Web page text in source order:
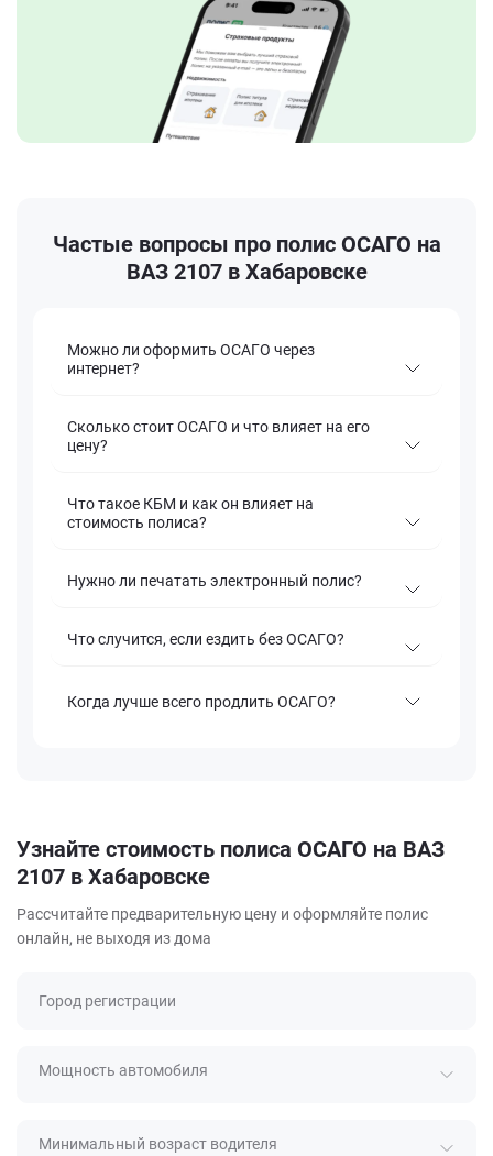
Частые вопросы про полис ОСАГО на
ВАЗ 2107 в Хабаровске
Можно ли оформить ОСАГО через
интернет?
Сколько стоит ОСАГО и что влияет на его
цену?
Что такое КБМ и как он влияет на
стоимость полиса?
Нужно ли печатать электронный полис?
Что случится, если ездить без ОСАГО?
Когда лучше всего продлить ОСАГО?
Узнайте стоимость полиса ОСАГО на ВАЗ
2107 в Хабаровске
Рассчитайте предварительную цену и оформляйте полис
онлайн, не выходя из дома
Город регистрации
Мощность автомобиля
Минимальный возраст водителя